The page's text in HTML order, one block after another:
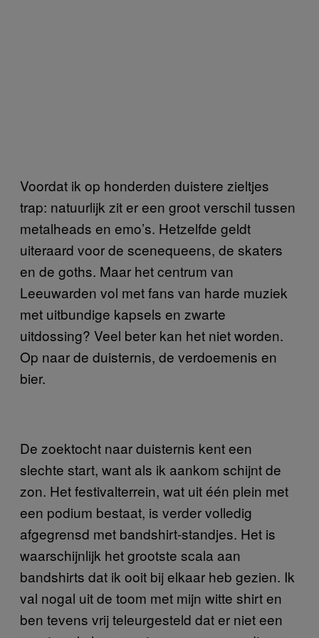
Voordat ik op honderden duistere zieltjes
trap: natuurlijk zit er een groot verschil tussen
metalheads en emo’s. Hetzelfde geldt
uiteraard voor de scenequeens, de skaters
en de goths. Maar het centrum van
Leeuwarden vol met fans van harde muziek
met uitbundige kapsels en zwarte
uitdossing? Veel beter kan het niet worden.
Op naar de duisternis, de verdoemenis en
bier.
De zoektocht naar duisternis kent een
slechte start, want als ik aankom schijnt de
zon. Het festivalterrein, wat uit één plein met
een podium bestaat, is verder volledig
afgegrensd met bandshirt-standjes. Het is
waarschijnlijk het grootste scala aan
bandshirts dat ik ooit bij elkaar heb gezien. Ik
val nogal uit de toom met mijn witte shirt en
ben tevens vrij teleurgesteld dat er niet een